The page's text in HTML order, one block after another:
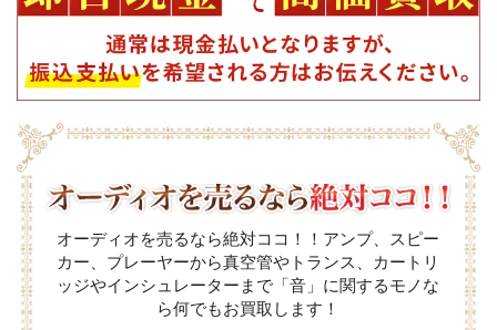
オーディオを売るなら絶対ココ！！アンプ、スピー
カー、プレーヤーから真空管やトランス、カートリ
ッジやインシュレーターまで「音」に関するモノな
ら何でもお買取します！